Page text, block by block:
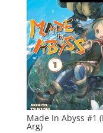
Made In Abyss #1
Arg)